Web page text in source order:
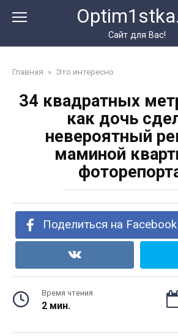
Сайт для Вас!
Главная » Это интересно
34 квадратных
как дочь
невероятный
маминой
Поделиться на Facebook
Время чтения
2 мин.